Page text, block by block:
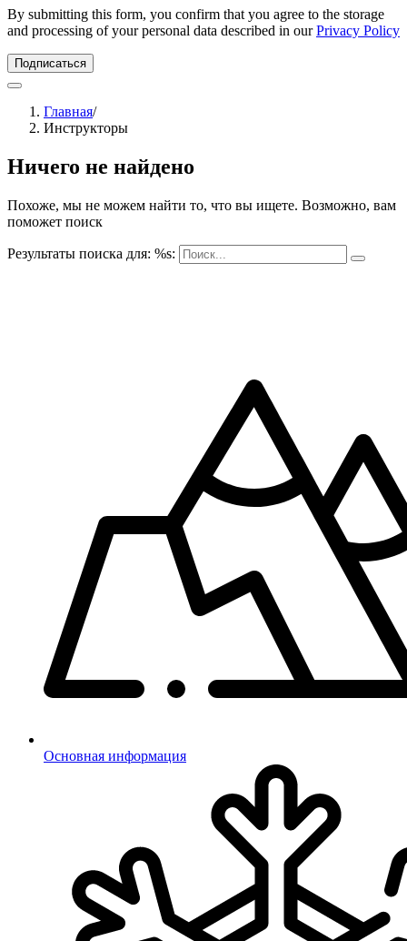
By submitting this form, you confirm that you agree to the storage
and processing of your personal data described in ourPrivacy Policy
Подписаться
Главная/
Инструкторы
Ничего не найдено
Похоже, мы не можем найти то, что вы ищете. Возможно, вам
поможет поиск
Результаты поиска для: %s:
Основная информация